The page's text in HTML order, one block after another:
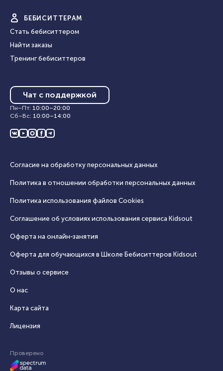
БЕБИ СИТТЕРАМ
Стать бебиситтером
Найти заказы
Тренинг бебиситтеров
Чат с поддержкой
Пн–Пт: 10:00–20:00
Сб–Вс: 10:00–14:00
Согласие на обработку персональных данных
Политика в отношении обработки персональных данных
Политика использования файлов Cookies
Соглашение об условиях использования сервиса Кidsout
Оферта на онлайн‑занятия
Оферта для обучающихся в Школе Бебиситтеров Kidsout
Отзывы о сервисе
О нас
Карта сайта
Лицензия
Проверено